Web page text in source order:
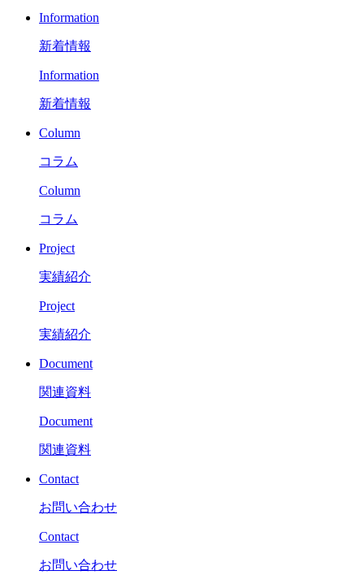
Information
新着情報
Information
新着情報
Column
コラム
Column
コラム
Project
実績紹介
Project
実績紹介
Document
関連資料
Document
関連資料
Contact
お問い合わせ
Contact
お問い合わせ